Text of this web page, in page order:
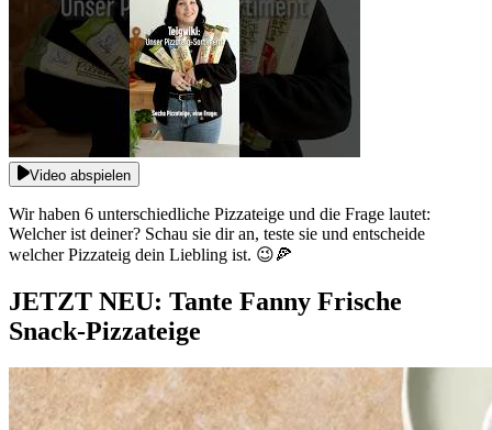
Video abspielen
Wir haben 6 unterschiedliche Pizzateige und die Frage lautet:
Welcher ist deiner? Schau sie dir an, teste sie und entscheide
welcher Pizzateig dein Liebling ist. 😉🍕
JETZT NEU: Tante Fanny Frische
Snack-Pizzateige